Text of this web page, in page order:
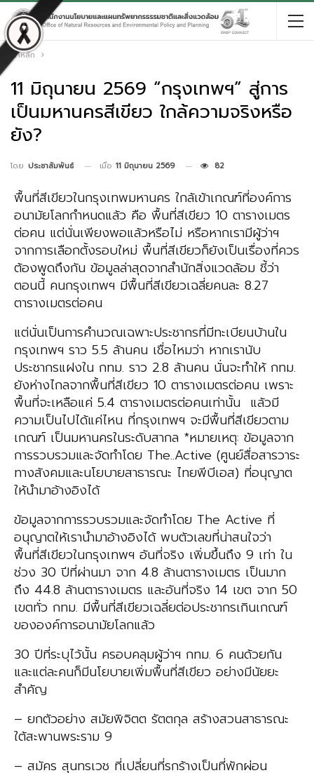
หน้าหลัก
11 มิถุนายน 2569 “กรุงเทพฯ” สู่การ
เป็นมหานครสีเขียว ใกล้ความจริงหรือ
ยัง?
โดย ประชาสัมพันธ์ เมื่อ 11 มิถุนายน 2569 82
พื้นที่สีเขียวในกรุงเทพมหานคร ใกล้เข้าเกณฑ์ที่องค์การ
อนามัยโลกกำหนดแล้ว คือ พื้นที่สีเขียว 10 ตารางเมตร
ต่อคน แต่นั่นเพียงพอแล้วหรือไม่ หรือหากเรามีผู้ว่าฯ
จากการเลือกตั้งรอบใหม่ พื้นที่สีเขียวก็ยังเป็นเรื่องที่ควร
ต้องพูดถึงกัน ข้อมูลล่าสุดจากสำนักสิ่งแวดล้อม ชี้ว่า
ตอนนี้ คนกรุงเทพฯ มีพื้นที่สีเขียวเฉลี่ยคนละ 8.27
ตารางเมตรต่อคน
แต่นั่นเป็นการคำนวณเฉพาะประชากรที่มีทะเบียนบ้านใน
กรุงเทพฯ ราว 5.5 ล้านคน เชื่อไหมว่า หากเรานับ
ประชากรแฝงใน กทม. ราว 2.8 ล้านคน นั่นจะทำให้ กทม.
ยังห่างไกลจากพื้นที่สีเขียว 10 ตารางเมตรต่อคน เพราะ
พื้นที่จะเหลือแค่ 5.4 ตารางเมตรต่อคนเท่านั้น แล้วมี
ความเป็นไปได้แค่ไหน ที่กรุงเทพฯ จะมีพื้นที่สีเขียวตาม
เกณฑ์ เป็นมหานครในระดับสากล *หมายเหตุ: ข้อมูลจาก
การรวบรวมและจัดทำโดย The..Active (ศูนย์สื่อสารวาระ
ทางสังคมและนโยบายสาธารณะ ไทยพีบีเอส) ที่อนุญาต
ให้นำมาอ้างอิงได้
ข้อมูลจากการรวบรวมและจัดทำโดย The Active ที่
อนุญาตให้เรานำมาอ้างอิงได้ พบตัวเลขที่น่าสนใจว่า
พื้นที่สีเขียวในกรุงเทพฯ อันที่จริง เพิ่มขึ้นถึง 9 เท่า ใน
ช่วง 30 ปีที่ผ่านมา จาก 4.8 ล้านตารางเมตร เป็นมาก
ถึง 44.8 ล้านตารางเมตร และอันที่จริง 14 เขต จาก 50
เขตทั่ว กทม. มีพื้นที่สีเขียวเฉลี่ยต่อประชากรเกินเกณฑ์
ขององค์การอนามัยโลกแล้ว
30 ปีที่ระบุไว้นั้น ครอบคลุมผู้ว่าฯ กทม. 6 คนด้วยกัน
และแต่ละคนก็มีนโยบายเพิ่มพื้นที่สีเขียว อย่างมีนัยยะ
สำคัญ
– ยกตัวอย่าง สมัยพิจิตต รัตตกุล สร้างสวนสาธารณะ
ใต้สะพานพระราม 9
– สมัคร สุนทรเวช ที่เปลี่ยนที่รกร้างเป็นที่พักผ่อน